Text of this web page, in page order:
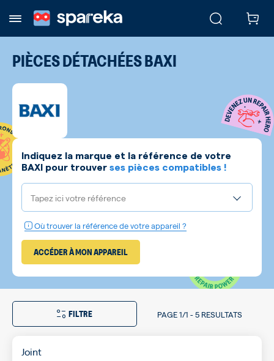
PIÈCES DÉTACHÉESBAXI
Indiquez la marque et la référence de votre
BAXI pour trouver ses pièces compatibles !
Tapez ici votre référence
Où trouver la référence de votre appareil ?
ACCÉDER À MON APPAREIL
FILTRE PAGE 1/1 -5 RESULTATS
Joint